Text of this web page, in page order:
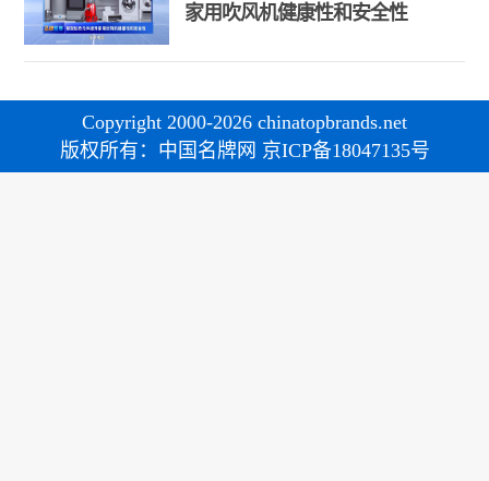
家用吹风机健康性和安全性
Copyright 2000-2026 chinatopbrands.net
版权所有：中国名牌网 京ICP备18047135号